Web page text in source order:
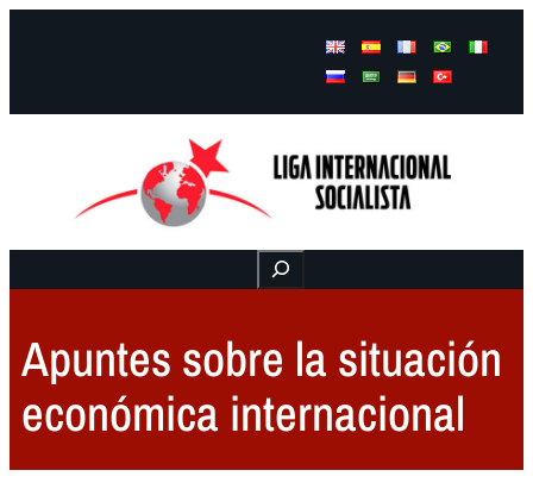
Buscar
Apuntes sobre la situación
económica internacional